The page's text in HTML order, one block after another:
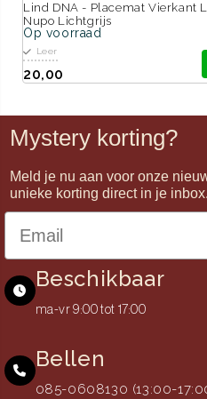
Lind DNA - Placemat Vierkant L
Nupo Lichtgrijs
Op voorraad
Leer
20,00
Mystery korting?
Meld je nu aan voor onze
unieke korting direct in je inbox.
Beschikbaar
ma-vr 9:00 tot 17:00
Bellen
085-0608130 (13:00-